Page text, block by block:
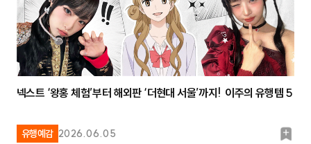
유행예감 2026.06.05
북
넥스트 ‘왕홍 체험’부터 해외판 ‘더현대 서울’까지! 이주의 유행템 5